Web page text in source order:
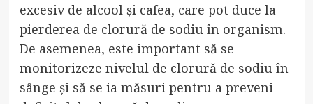
excesiv de alcool și cafea, care pot duce la
pierderea de clorură de sodiu în organism.
De asemenea, este important să se
monitorizeze nivelul de clorură de sodiu în
sânge și să se ia măsuri pentru a preveni